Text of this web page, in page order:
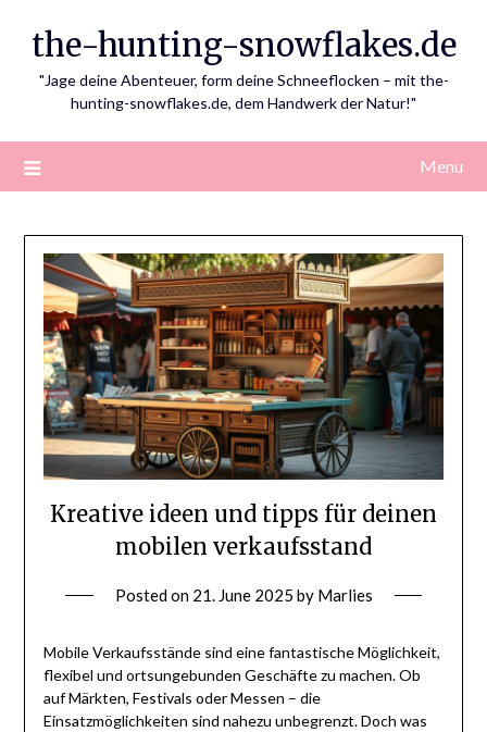
the-hunting-snowflakes.de
"Jage deine Abenteuer, form deine Schneeflocken – mit the-
hunting-snowflakes.de, dem Handwerk der Natur!"
Menu
Kreative ideen und tipps für deinen
mobilen verkaufsstand
Posted on 21. June 2025 by Marlies
Mobile Verkaufsstände sind eine fantastische Möglichkeit,
flexibel und ortsungebunden Geschäfte zu machen. Ob
auf Märkten, Festivals oder Messen – die
Einsatzmöglichkeiten sind nahezu unbegrenzt. Doch was